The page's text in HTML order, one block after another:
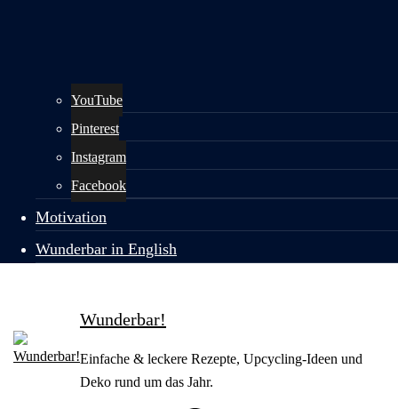
YouTube
Pinterest
Instagram
Facebook
Motivation
Wunderbar in English
Wunderbar!
Einfache & leckere Rezepte, Upcycling-Ideen und
Deko rund um das Jahr.